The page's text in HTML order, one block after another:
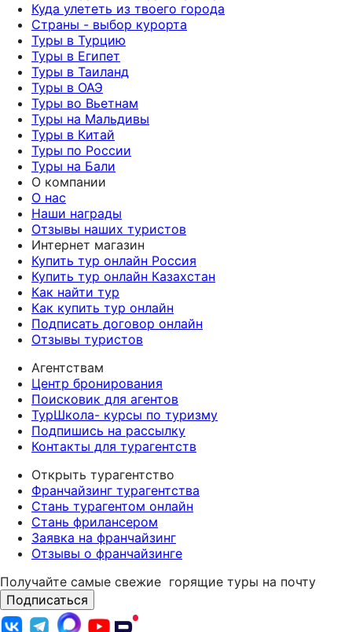
Куда улететь из твоего города
Страны - выбор курорта
Туры в Турцию
Туры в Египет
Туры в Таиланд
Туры в ОАЭ
Туры во Вьетнам
Туры на Мальдивы
Туры в Китай
Туры по России
Туры на Бали
О компании
О нас
Наши награды
Отзывы наших туристов
Интернет магазин
Купить тур онлайн Россия
Купить тур онлайн Казахстан
Как найти тур
Как купить тур онлайн
Подписать договор онлайн
Отзывы туристов
Агентствам
Центр бронирования
Поисковик для агентов
ТурШкола- курсы по туризму
Подпишись на рассылку
Контакты для турагентств
Открыть турагентство
Франчайзинг турагентства
Стань турагентом онлайн
Стань фрилансером
Заявка на франчайзинг
Отзывы о франчайзинге
Получайте самые свежие горящие туры на почту
Подписаться